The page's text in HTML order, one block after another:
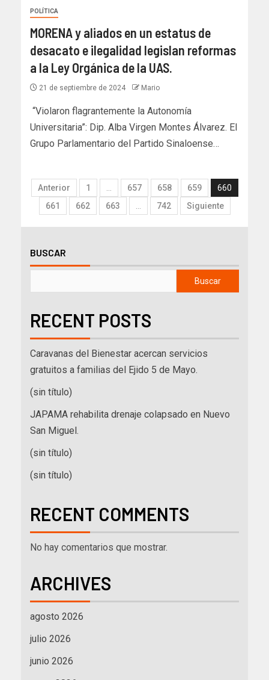
POLÍTICA
MORENA y aliados en un estatus de
desacato e ilegalidad legislan reformas
a la Ley Orgánica de la UAS.
21 de septiembre de 2024 Mario
“Violaron flagrantemente la Autonomía
Universitaria”: Dip. Alba Virgen Montes Álvarez. El
Grupo Parlamentario del Partido Sinaloense…
Anterior 1 657 658 659
660
661
662 663 742 Siguiente
BUSCAR
Buscar
RECENT POSTS
Caravanas del Bienestar acercan servicios
gratuitos a familias del Ejido 5 de Mayo.
(sin título)
JAPAMA rehabilita drenaje colapsado en Nuevo
San Miguel.
(sin título)
(sin título)
RECENT COMMENTS
No hay comentarios que mostrar.
ARCHIVES
agosto 2026
julio 2026
junio 2026